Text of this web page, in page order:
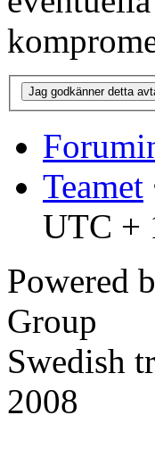
Teamet
UTC +
Powered
Group
Swedish
2008